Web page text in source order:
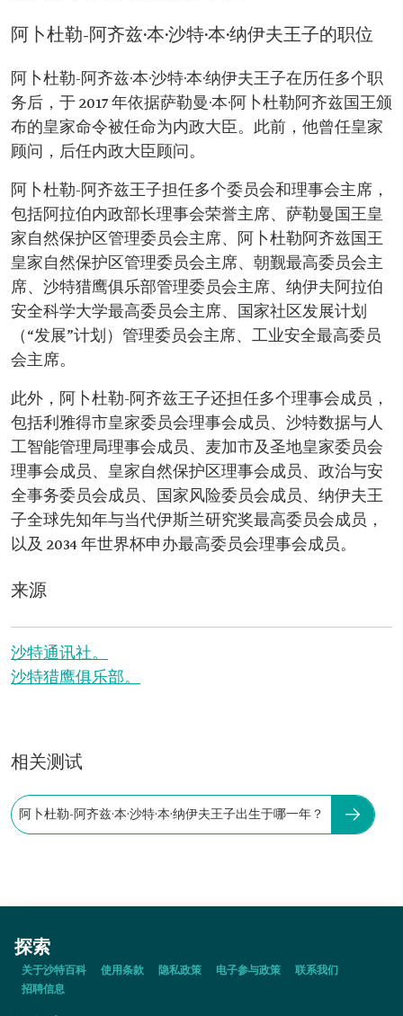
阿卜杜勒-阿齐兹·本·沙特·本·纳伊夫王子的职位
阿卜杜勒-阿齐兹·本·沙特·本·纳伊夫王子在历任多个职
务后，于 2017 年依据萨勒曼·本·阿卜杜勒阿齐兹国王颁
布的皇家命令被任命为内政大臣。此前，他曾任皇家
顾问，后任内政大臣顾问。
阿卜杜勒-阿齐兹王子担任多个委员会和理事会主席，
包括阿拉伯内政部长理事会荣誉主席、萨勒曼国王皇
家自然保护区管理委员会主席、阿卜杜勒阿齐兹国王
皇家自然保护区管理委员会主席、朝觐最高委员会主
席、沙特猎鹰俱乐部管理委员会主席、纳伊夫阿拉伯
安全科学大学最高委员会主席、国家社区发展计划
（“发展”计划）管理委员会主席、工业安全最高委员
会主席。
此外，阿卜杜勒-阿齐兹王子还担任多个理事会成员，
包括利雅得市皇家委员会理事会成员、沙特数据与人
工智能管理局理事会成员、麦加市及圣地皇家委员会
理事会成员、皇家自然保护区理事会成员、政治与安
全事务委员会成员、国家风险委员会成员、纳伊夫王
子全球先知年与当代伊斯兰研究奖最高委员会成员，
以及 2034 年世界杯申办最高委员会理事会成员。
来源
沙特通讯社。
沙特猎鹰俱乐部。
相关测试
阿卜杜勒-阿齐兹·本·沙特·本·纳伊夫王子出生于哪一年？
探索
关于沙特百科 使用条款 隐私政策 电子参与政策
联系我们
招聘信息